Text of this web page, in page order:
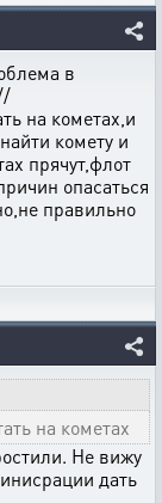
в
на кометах,и
комету и
прячут,флот
опасаться
правильно
на кометах
Не вижу
дать